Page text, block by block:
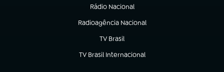
Rádio Nacional
Radioagência Nacional
(abre em nova aba)
TV Brasil
(abre em nova aba)
TV Brasil Internacional
(abre em nova aba)